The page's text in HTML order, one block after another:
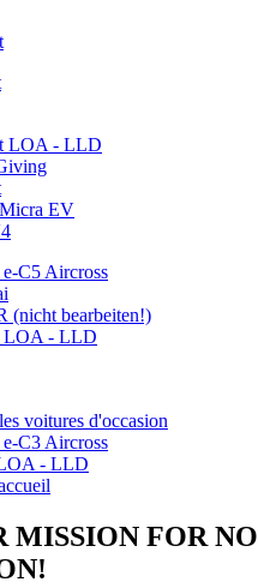
LOA - LLD
EV
C5 Aircross
(nicht bearbeiten!)
LOA - LLD
voitures d'occasion
C3 Aircross
- LLD
MISSION FOR NO